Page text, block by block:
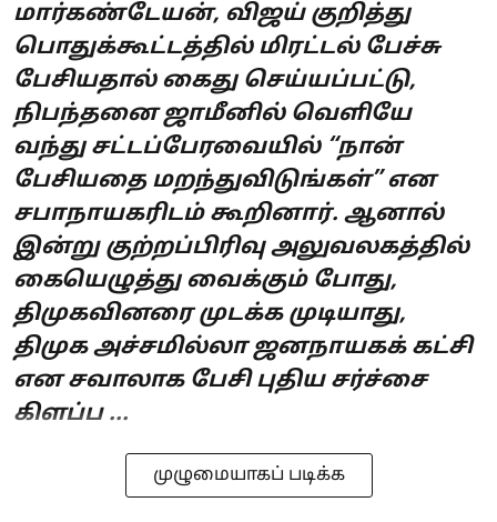
மார்கண்டேயன், விஜய் குறித்து
பொதுக்கூட்டத்தில் மிரட்டல் பேச்சு
பேசியதால் கைது செய்யப்பட்டு,
நிபந்தனை ஜாமீனில் வெளியே
வந்து சட்டப்பேரவையில் “நான்
பேசியதை மறந்துவிடுங்கள்” என
சபாநாயகரிடம் கூறினார். ஆனால்
இன்று குற்றப்பிரிவு அலுவலகத்தில்
கையெழுத்து வைக்கும் போது,
திமுகவினரை முடக்க முடியாது,
திமுக அச்சமில்லா ஜனநாயகக் கட்சி
என சவாலாக பேசி புதிய சர்ச்சை
கிளப்ப ...
முழுமையாகப் படிக்க